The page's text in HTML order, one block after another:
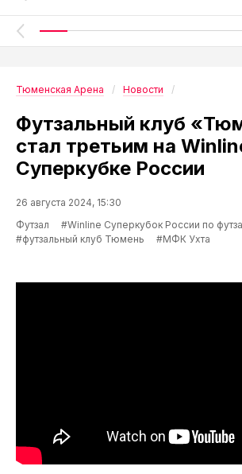
Тюменская Арена Новости
Футзальный клуб
стал третьим на
Суперкубке России
26 августа 2024, 15:30
Футзал
#Winline Суперкубок России по
#футзальный клуб Тюмень
#МФК Ухта